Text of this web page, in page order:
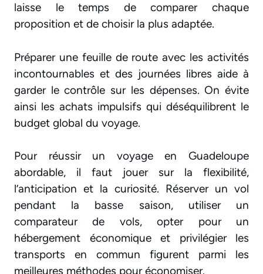
laisse le temps de comparer chaque
proposition et de choisir la plus adaptée.
Préparer une feuille de route avec les activités
incontournables et des journées libres aide à
garder le contrôle sur les dépenses. On évite
ainsi les achats impulsifs qui déséquilibrent le
budget global du voyage.
Pour réussir un voyage en Guadeloupe
abordable, il faut jouer sur la flexibilité,
l’anticipation et la curiosité. Réserver un vol
pendant la basse saison, utiliser un
comparateur de vols, opter pour un
hébergement économique et privilégier les
transports en commun figurent parmi les
meilleures méthodes pour économiser.